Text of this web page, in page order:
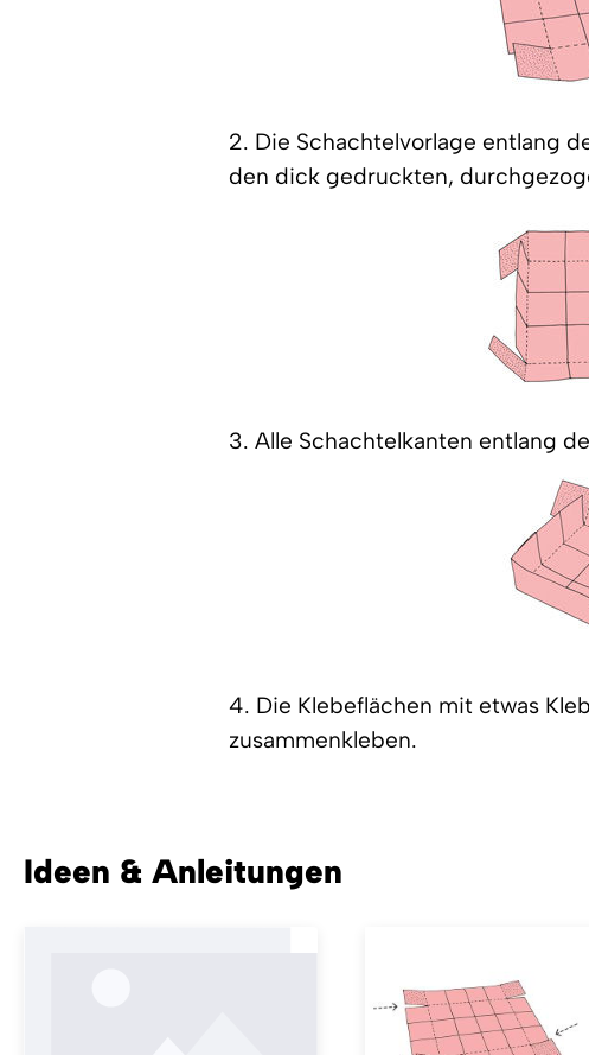
2. Die Schachtelvorlage entlang
den dick gedruckten,
3. Alle Schachtelkanten entlang
4. Die Klebeflächen mit etwas
zusammenkleben.
Ideen & Anleitungen